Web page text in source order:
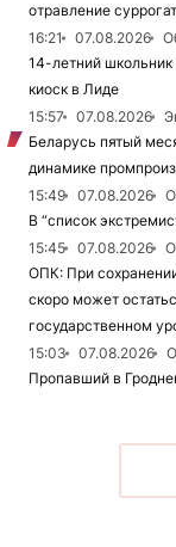
отравление
16:21
07.08.2026
14-летний школьник
киоск в Лиде
15:57
07.08.2026
Беларусь пятый
динамике
15:49
07.08.2026
В “список
15:45
07.08.2026
ОПК: При
скоро может
государственном
15:03
07.08.2026
Пропавший в